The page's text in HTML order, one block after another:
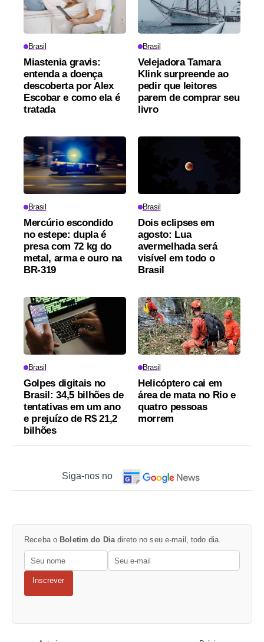
Brasil
Miastenia gravis:
entenda a doença
descoberta por Alex
Escobar e como ela é
tratada
Brasil
Velejadora Tamara
Klink surpreende ao
pedir que leitores
parem de comprar seu
livro
Brasil
Mercúrio escondido
no estepe: dupla é
presa com 72 kg do
metal, arma e ouro na
BR-319
Brasil
Dois eclipses em
agosto: Lua
avermelhada será
visível em todo o
Brasil
Brasil
Golpes digitais no
Brasil: 34,5 bilhões de
tentativas em um ano
e prejuízo de R$ 21,2
bilhões
Brasil
Helicóptero cai em
área de mata no Rio e
quatro pessoas
morrem
Siga-nos no
Receba o Boletim do Dia direto no seu e-mail, todo dia.
Inscrever